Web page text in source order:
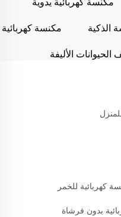
الذكية
مكنسة كهربائية
الحيوانات الأليفة
كهربائية للخمر
بدون فرشاة